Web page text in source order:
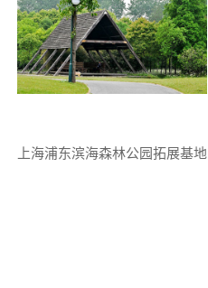
上海浦东滨海森林公园拓展基地